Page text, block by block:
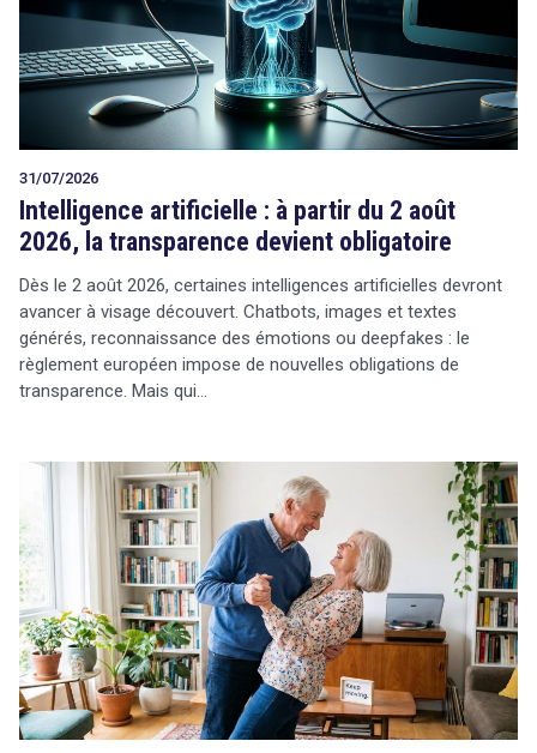
Tout sur le droit de l'innovation
Rechercher
CONTACT
31/07/2026
Intelligence artificielle : à partir du 2 août
2026, la transparence devient obligatoire
Dès le 2 août 2026, certaines intelligences artificielles devront
avancer à visage découvert. Chatbots, images et textes
générés, reconnaissance des émotions ou deepfakes : le
règlement européen impose de nouvelles obligations de
transparence. Mais qui…